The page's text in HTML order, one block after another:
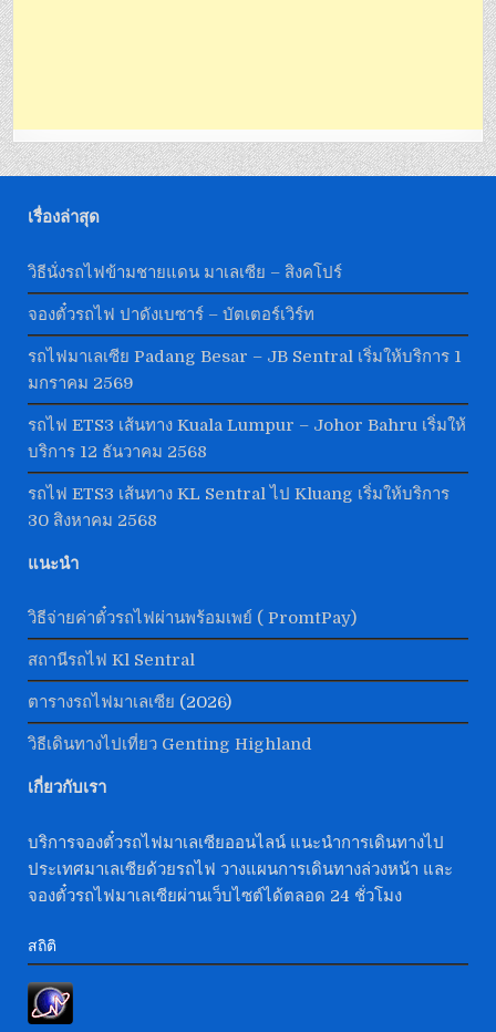
เรื่องล่าสุด
วิธีนั่งรถไฟข้ามชายแดน มาเลเซีย – สิงคโปร์
จองตั๋วรถไฟ ปาดังเบซาร์ – บัตเตอร์เวิร์ท
รถไฟมาเลเซีย Padang Besar – JB Sentral เริ่มให้บริการ 1
มกราคม 2569
รถไฟ ETS3 เส้นทาง Kuala Lumpur – Johor Bahru เริ่มให้
บริการ 12 ธันวาคม 2568
รถไฟ ETS3 เส้นทาง KL Sentral ไป Kluang เริ่มให้บริการ
30 สิงหาคม 2568
แนะนำ
วิธีจ่ายค่าตั๋วรถไฟผ่านพร้อมเพย์ ( PromtPay)
สถานีรถไฟ Kl Sentral
ตารางรถไฟมาเลเซีย (2026)
วิธีเดินทางไปเที่ยว Genting Highland
เกี่ยวกับเรา
บริการจองตั๋วรถไฟมาเลเซียออนไลน์ แนะนำการเดินทางไป
ประเทศมาเลเซียด้วยรถไฟ วางแผนการเดินทางล่วงหน้า และ
จองตั๋วรถไฟมาเลเซียผ่านเว็บไซต์ได้ตลอด 24 ชั่วโมง
สถิติ